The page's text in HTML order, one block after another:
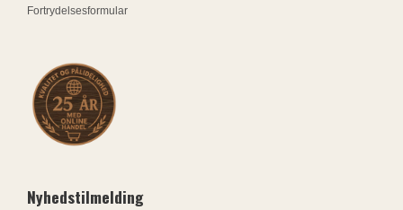
Fortrydelsesformular
Nyhedstilmelding